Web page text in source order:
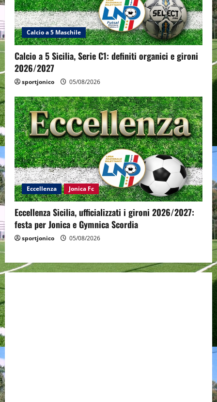
Calcio a 5 Maschile
Calcio a 5 Sicilia, Serie C1: definiti organici e gironi
2026/2027
sportjonico 05/08/2026
Eccellenza Jonica Fc
Eccellenza Sicilia, ufficializzati i gironi 2026/2027:
festa per Jonica e Gymnica Scordia
sportjonico 05/08/2026